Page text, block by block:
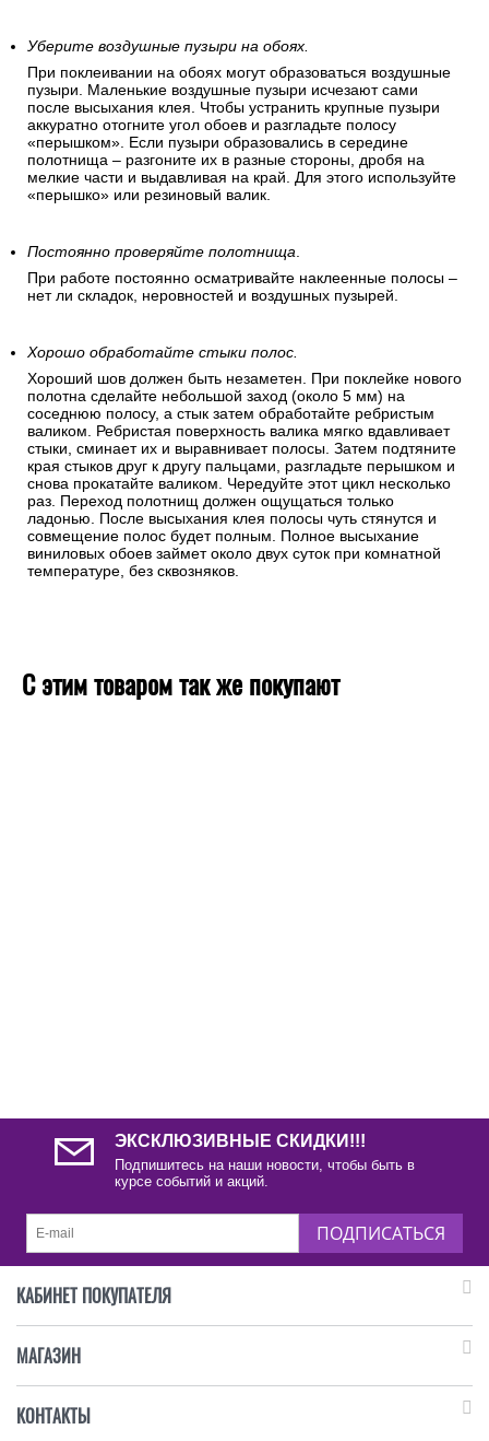
Уберите воздушные пузыри на обоях.
При поклеивании на обоях могут образоваться воздушные
пузыри. Маленькие воздушные пузыри исчезают сами
после высыхания клея. Чтобы устранить крупные пузыри
аккуратно отогните угол обоев и разгладьте полосу
«перышком». Если пузыри образовались в середине
полотнища – разгоните их в разные стороны, дробя на
мелкие части и выдавливая на край. Для этого используйте
«перышко» или резиновый валик.
Постоянно проверяйте полотнища.
При работе постоянно осматривайте наклеенные полосы –
нет ли складок, неровностей и воздушных пузырей.
Хорошо обработайте стыки полос.
Хороший шов должен быть незаметен. При поклейке нового
полотна сделайте небольшой заход (около 5 мм) на
соседнюю полосу, а стык затем обработайте ребристым
валиком. Ребристая поверхность валика мягко вдавливает
стыки, сминает их и выравнивает полосы. Затем подтяните
края стыков друг к другу пальцами, разгладьте перышком и
снова прокатайте валиком. Чередуйте этот цикл несколько
раз. Переход полотнищ должен ощущаться только
ладонью. После высыхания клея полосы чуть стянутся и
совмещение полос будет полным. Полное высыхание
виниловых обоев займет около двух суток при комнатной
температуре, без сквозняков.
С этим товаром так же покупают
ЭКСКЛЮЗИВНЫЕ СКИДКИ!!!
Подпишитесь на наши новости, чтобы быть в
курсе событий и акций.
ПОДПИСАТЬСЯ
КАБИНЕТ ПОКУПАТЕЛЯ
МАГАЗИН
КОНТАКТЫ